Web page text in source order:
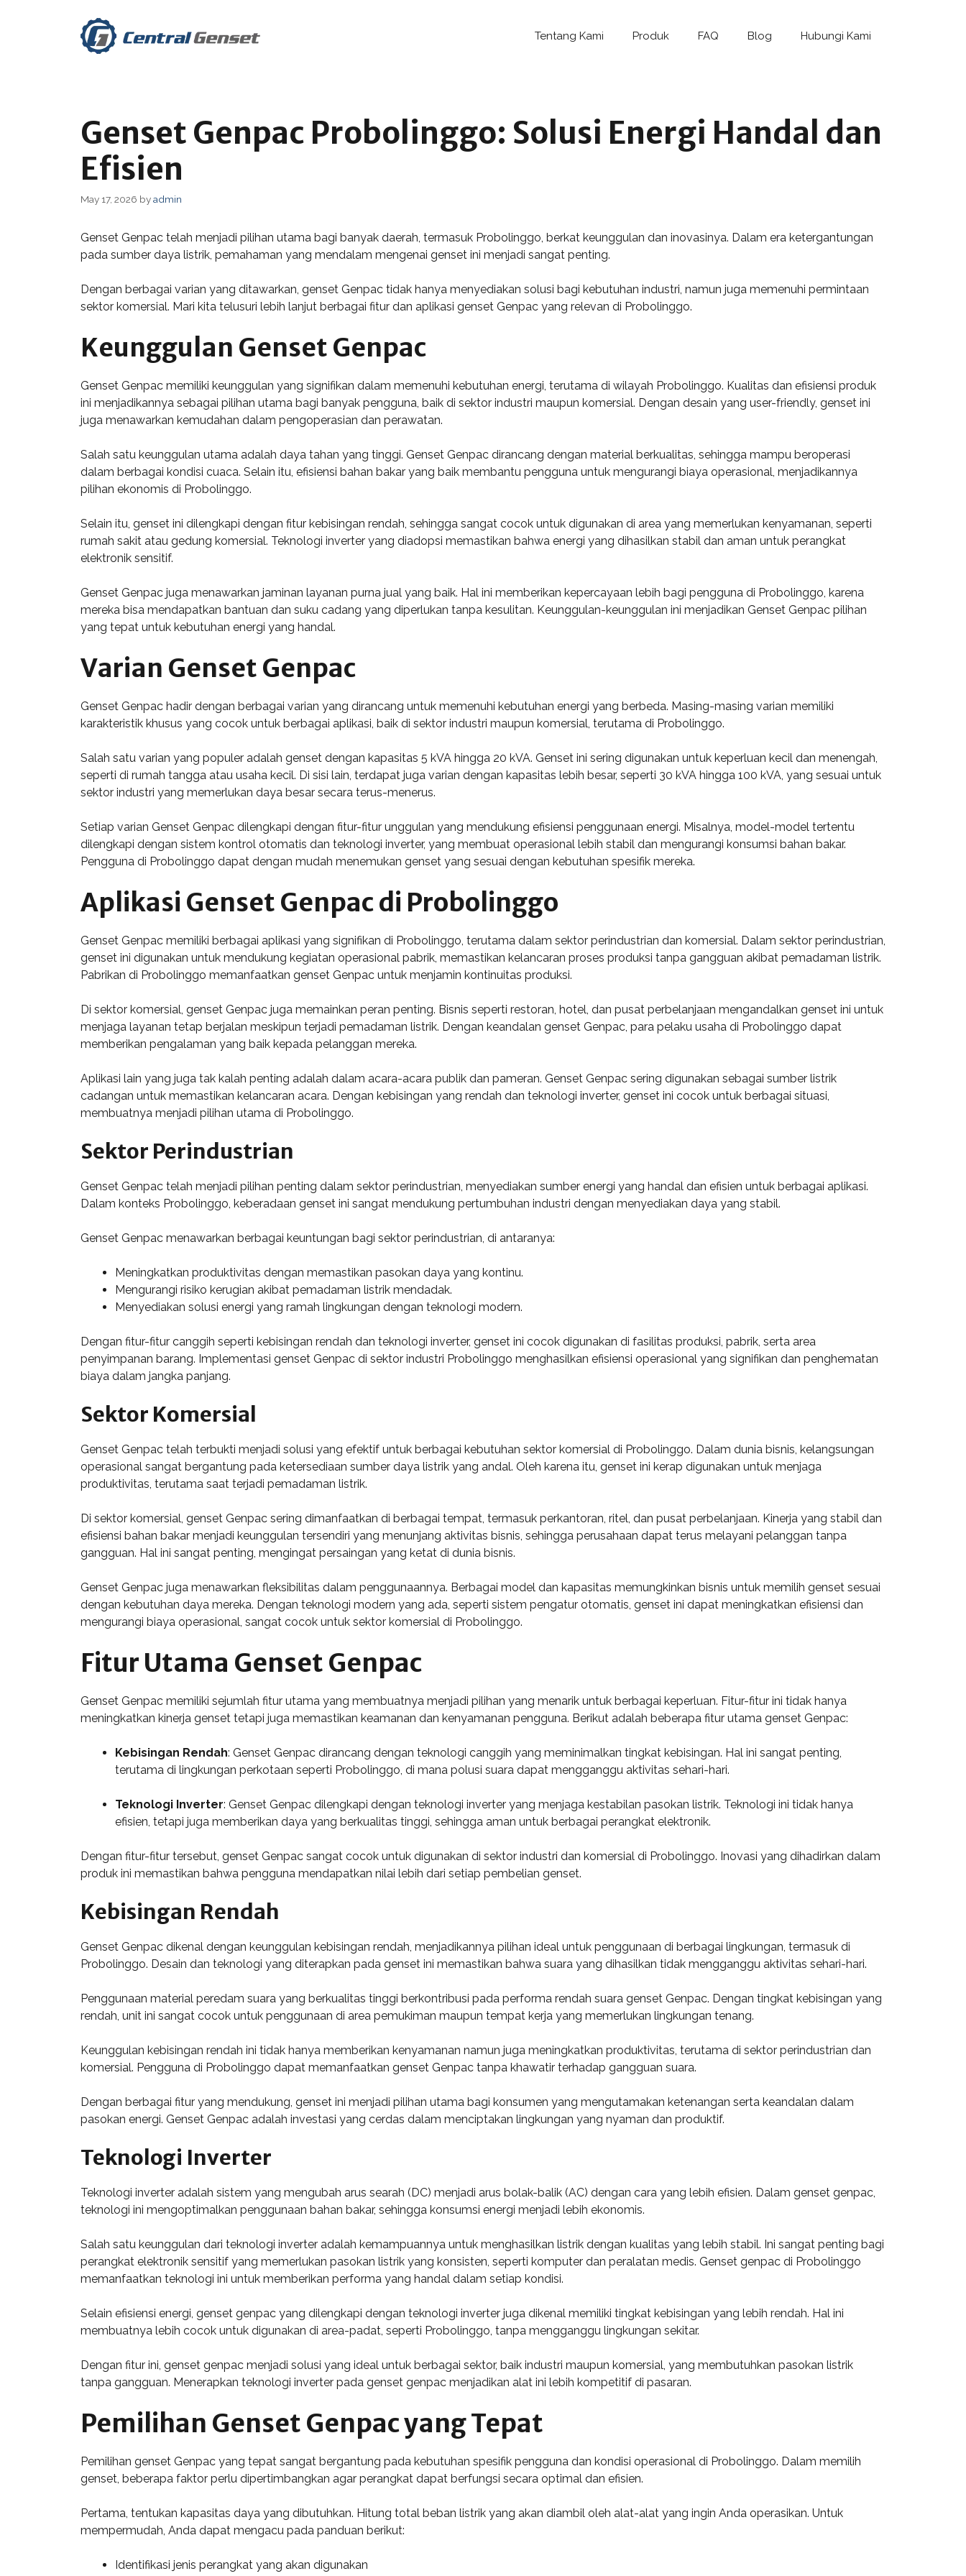
Tentang Kami Produk FAQ Blog Hubungi Kami
Genset Genpac Probolinggo: Solusi Energi Handal dan
Efisien
May 17, 2026 byadmin
Genset Genpac telah menjadi pilihan utama bagi banyak daerah, termasuk Probolinggo, berkat keunggulan dan inovasinya. Dalam era ketergantungan
pada sumber daya listrik, pemahaman yang mendalam mengenai genset ini menjadi sangat penting.
Dengan berbagai varian yang ditawarkan, genset Genpac tidak hanya menyediakan solusi bagi kebutuhan industri, namun juga memenuhi permintaan
sektor komersial. Mari kita telusuri lebih lanjut berbagai fitur dan aplikasi genset Genpac yang relevan di Probolinggo.
Keunggulan Genset Genpac
Genset Genpac memiliki keunggulan yang signifikan dalam memenuhi kebutuhan energi, terutama di wilayah Probolinggo. Kualitas dan efisiensi produk
ini menjadikannya sebagai pilihan utama bagi banyak pengguna, baik di sektor industri maupun komersial. Dengan desain yang user-friendly, genset ini
juga menawarkan kemudahan dalam pengoperasian dan perawatan.
Salah satu keunggulan utama adalah daya tahan yang tinggi. Genset Genpac dirancang dengan material berkualitas, sehingga mampu beroperasi
dalam berbagai kondisi cuaca. Selain itu, efisiensi bahan bakar yang baik membantu pengguna untuk mengurangi biaya operasional, menjadikannya
pilihan ekonomis di Probolinggo.
Selain itu, genset ini dilengkapi dengan fitur kebisingan rendah, sehingga sangat cocok untuk digunakan di area yang memerlukan kenyamanan, seperti
rumah sakit atau gedung komersial. Teknologi inverter yang diadopsi memastikan bahwa energi yang dihasilkan stabil dan aman untuk perangkat
elektronik sensitif.
Genset Genpac juga menawarkan jaminan layanan purna jual yang baik. Hal ini memberikan kepercayaan lebih bagi pengguna di Probolinggo, karena
mereka bisa mendapatkan bantuan dan suku cadang yang diperlukan tanpa kesulitan. Keunggulan-keunggulan ini menjadikan Genset Genpac pilihan
yang tepat untuk kebutuhan energi yang handal.
Varian Genset Genpac
Genset Genpac hadir dengan berbagai varian yang dirancang untuk memenuhi kebutuhan energi yang berbeda. Masing-masing varian memiliki
karakteristik khusus yang cocok untuk berbagai aplikasi, baik di sektor industri maupun komersial, terutama di Probolinggo.
Salah satu varian yang populer adalah genset dengan kapasitas 5 kVA hingga 20 kVA. Genset ini sering digunakan untuk keperluan kecil dan menengah,
seperti di rumah tangga atau usaha kecil. Di sisi lain, terdapat juga varian dengan kapasitas lebih besar, seperti 30 kVA hingga 100 kVA, yang sesuai untuk
sektor industri yang memerlukan daya besar secara terus-menerus.
Setiap varian Genset Genpac dilengkapi dengan fitur-fitur unggulan yang mendukung efisiensi penggunaan energi. Misalnya, model-model tertentu
dilengkapi dengan sistem kontrol otomatis dan teknologi inverter, yang membuat operasional lebih stabil dan mengurangi konsumsi bahan bakar.
Pengguna di Probolinggo dapat dengan mudah menemukan genset yang sesuai dengan kebutuhan spesifik mereka.
Aplikasi Genset Genpac di Probolinggo
Genset Genpac memiliki berbagai aplikasi yang signifikan di Probolinggo, terutama dalam sektor perindustrian dan komersial. Dalam sektor perindustrian,
genset ini digunakan untuk mendukung kegiatan operasional pabrik, memastikan kelancaran proses produksi tanpa gangguan akibat pemadaman listrik.
Pabrikan di Probolinggo memanfaatkan genset Genpac untuk menjamin kontinuitas produksi.
Di sektor komersial, genset Genpac juga memainkan peran penting. Bisnis seperti restoran, hotel, dan pusat perbelanjaan mengandalkan genset ini untuk
menjaga layanan tetap berjalan meskipun terjadi pemadaman listrik. Dengan keandalan genset Genpac, para pelaku usaha di Probolinggo dapat
memberikan pengalaman yang baik kepada pelanggan mereka.
Aplikasi lain yang juga tak kalah penting adalah dalam acara-acara publik dan pameran. Genset Genpac sering digunakan sebagai sumber listrik
cadangan untuk memastikan kelancaran acara. Dengan kebisingan yang rendah dan teknologi inverter, genset ini cocok untuk berbagai situasi,
membuatnya menjadi pilihan utama di Probolinggo.
Sektor Perindustrian
Genset Genpac telah menjadi pilihan penting dalam sektor perindustrian, menyediakan sumber energi yang handal dan efisien untuk berbagai aplikasi.
Dalam konteks Probolinggo, keberadaan genset ini sangat mendukung pertumbuhan industri dengan menyediakan daya yang stabil.
Genset Genpac menawarkan berbagai keuntungan bagi sektor perindustrian, di antaranya:
Meningkatkan produktivitas dengan memastikan pasokan daya yang kontinu.
Mengurangi risiko kerugian akibat pemadaman listrik mendadak.
Menyediakan solusi energi yang ramah lingkungan dengan teknologi modern.
Dengan fitur-fitur canggih seperti kebisingan rendah dan teknologi inverter, genset ini cocok digunakan di fasilitas produksi, pabrik, serta area
penyimpanan barang. Implementasi genset Genpac di sektor industri Probolinggo menghasilkan efisiensi operasional yang signifikan dan penghematan
biaya dalam jangka panjang.
Sektor Komersial
Genset Genpac telah terbukti menjadi solusi yang efektif untuk berbagai kebutuhan sektor komersial di Probolinggo. Dalam dunia bisnis, kelangsungan
operasional sangat bergantung pada ketersediaan sumber daya listrik yang andal. Oleh karena itu, genset ini kerap digunakan untuk menjaga
produktivitas, terutama saat terjadi pemadaman listrik.
Di sektor komersial, genset Genpac sering dimanfaatkan di berbagai tempat, termasuk perkantoran, ritel, dan pusat perbelanjaan. Kinerja yang stabil dan
efisiensi bahan bakar menjadi keunggulan tersendiri yang menunjang aktivitas bisnis, sehingga perusahaan dapat terus melayani pelanggan tanpa
gangguan. Hal ini sangat penting, mengingat persaingan yang ketat di dunia bisnis.
Genset Genpac juga menawarkan fleksibilitas dalam penggunaannya. Berbagai model dan kapasitas memungkinkan bisnis untuk memilih genset sesuai
dengan kebutuhan daya mereka. Dengan teknologi modern yang ada, seperti sistem pengatur otomatis, genset ini dapat meningkatkan efisiensi dan
mengurangi biaya operasional, sangat cocok untuk sektor komersial di Probolinggo.
Fitur Utama Genset Genpac
Genset Genpac memiliki sejumlah fitur utama yang membuatnya menjadi pilihan yang menarik untuk berbagai keperluan. Fitur-fitur ini tidak hanya
meningkatkan kinerja genset tetapi juga memastikan keamanan dan kenyamanan pengguna. Berikut adalah beberapa fitur utama genset Genpac:
Kebisingan Rendah: Genset Genpac dirancang dengan teknologi canggih yang meminimalkan tingkat kebisingan. Hal ini sangat penting,
terutama di lingkungan perkotaan seperti Probolinggo, di mana polusi suara dapat mengganggu aktivitas sehari-hari.
Teknologi Inverter: Genset Genpac dilengkapi dengan teknologi inverter yang menjaga kestabilan pasokan listrik. Teknologi ini tidak hanya
efisien, tetapi juga memberikan daya yang berkualitas tinggi, sehingga aman untuk berbagai perangkat elektronik.
Dengan fitur-fitur tersebut, genset Genpac sangat cocok untuk digunakan di sektor industri dan komersial di Probolinggo. Inovasi yang dihadirkan dalam
produk ini memastikan bahwa pengguna mendapatkan nilai lebih dari setiap pembelian genset.
Kebisingan Rendah
Genset Genpac dikenal dengan keunggulan kebisingan rendah, menjadikannya pilihan ideal untuk penggunaan di berbagai lingkungan, termasuk di
Probolinggo. Desain dan teknologi yang diterapkan pada genset ini memastikan bahwa suara yang dihasilkan tidak mengganggu aktivitas sehari-hari.
Penggunaan material peredam suara yang berkualitas tinggi berkontribusi pada performa rendah suara genset Genpac. Dengan tingkat kebisingan yang
rendah, unit ini sangat cocok untuk penggunaan di area pemukiman maupun tempat kerja yang memerlukan lingkungan tenang.
Keunggulan kebisingan rendah ini tidak hanya memberikan kenyamanan namun juga meningkatkan produktivitas, terutama di sektor perindustrian dan
komersial. Pengguna di Probolinggo dapat memanfaatkan genset Genpac tanpa khawatir terhadap gangguan suara.
Dengan berbagai fitur yang mendukung, genset ini menjadi pilihan utama bagi konsumen yang mengutamakan ketenangan serta keandalan dalam
pasokan energi. Genset Genpac adalah investasi yang cerdas dalam menciptakan lingkungan yang nyaman dan produktif.
Teknologi Inverter
Teknologi inverter adalah sistem yang mengubah arus searah (DC) menjadi arus bolak-balik (AC) dengan cara yang lebih efisien. Dalam genset genpac,
teknologi ini mengoptimalkan penggunaan bahan bakar, sehingga konsumsi energi menjadi lebih ekonomis.
Salah satu keunggulan dari teknologi inverter adalah kemampuannya untuk menghasilkan listrik dengan kualitas yang lebih stabil. Ini sangat penting bagi
perangkat elektronik sensitif yang memerlukan pasokan listrik yang konsisten, seperti komputer dan peralatan medis. Genset genpac di Probolinggo
memanfaatkan teknologi ini untuk memberikan performa yang handal dalam setiap kondisi.
Selain efisiensi energi, genset genpac yang dilengkapi dengan teknologi inverter juga dikenal memiliki tingkat kebisingan yang lebih rendah. Hal ini
membuatnya lebih cocok untuk digunakan di area-padat, seperti Probolinggo, tanpa mengganggu lingkungan sekitar.
Dengan fitur ini, genset genpac menjadi solusi yang ideal untuk berbagai sektor, baik industri maupun komersial, yang membutuhkan pasokan listrik
tanpa gangguan. Menerapkan teknologi inverter pada genset genpac menjadikan alat ini lebih kompetitif di pasaran.
Pemilihan Genset Genpac yang Tepat
Pemilihan genset Genpac yang tepat sangat bergantung pada kebutuhan spesifik pengguna dan kondisi operasional di Probolinggo. Dalam memilih
genset, beberapa faktor perlu dipertimbangkan agar perangkat dapat berfungsi secara optimal dan efisien.
Pertama, tentukan kapasitas daya yang dibutuhkan. Hitung total beban listrik yang akan diambil oleh alat-alat yang ingin Anda operasikan. Untuk
mempermudah, Anda dapat mengacu pada panduan berikut:
Identifikasi jenis perangkat yang akan digunakan